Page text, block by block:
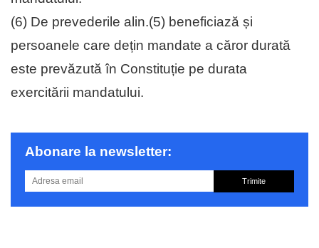
(6) De prevederile alin.(5) beneficiază și
persoanele care dețin mandate a căror durată
este prevăzută în Constituție pe durata
exercitării mandatului.
Abonare la newsletter:
Trimite